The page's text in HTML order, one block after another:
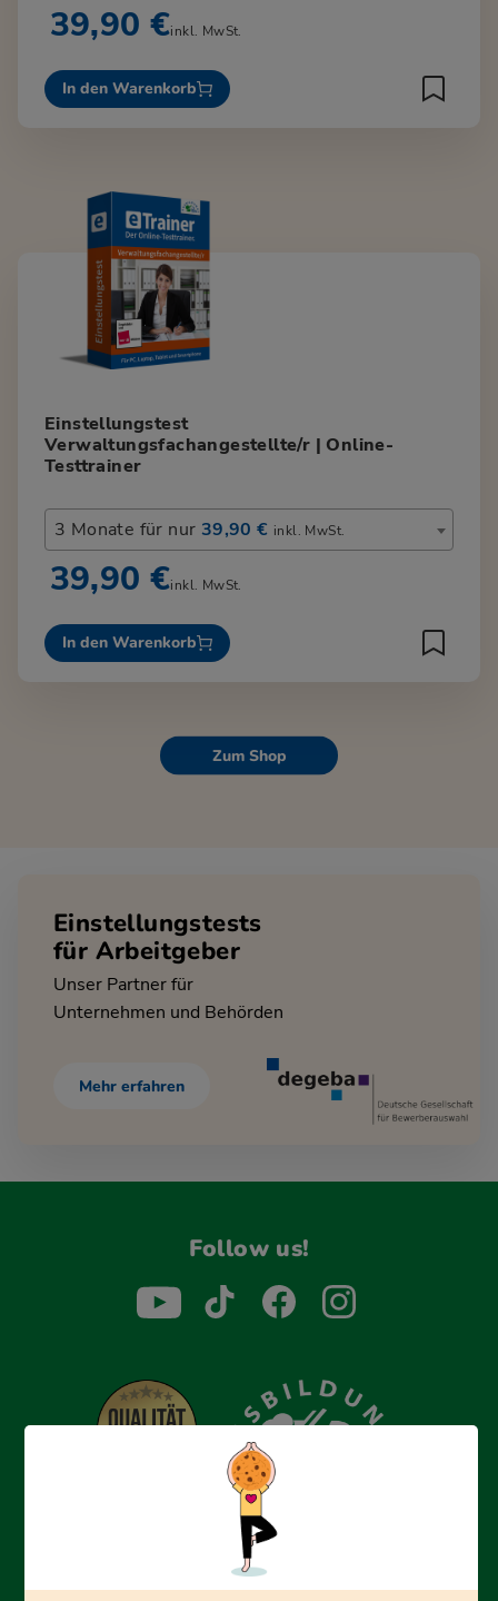
39,90 €inkl. MwSt.
In den Warenkorb
Einstellungstest
Verwaltungsfachangestellte/r | Online-
Testtrainer
3 Monate für nur 39,90 € inkl. MwSt.
39,90 €inkl. MwSt.
In den Warenkorb
Zum Shop
Einstellungstests
für Arbeitgeber
Unser Partner für
Unternehmen und Behörden
Mehr erfahren
Follow us!
Erfolgreich bewerben mit Ausbildungspark: Wir
begleiten dich Schritt für Schritt bei deinem Start in den